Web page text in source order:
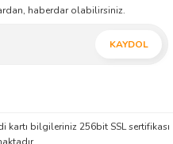
haberdar olabilirsiniz.
KAYDOL
kartı bilgileriniz 256bit SSL sertifikası